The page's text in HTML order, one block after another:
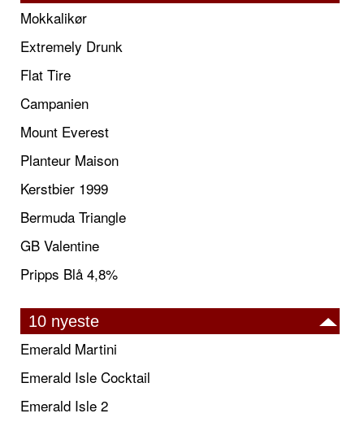
Mokkalikør
Extremely Drunk
Flat Tire
Campanien
Mount Everest
Planteur Maison
Kerstbier 1999
Bermuda Triangle
GB Valentine
Pripps Blå 4,8%
10 nyeste
Emerald Martini
Emerald Isle Cocktail
Emerald Isle 2